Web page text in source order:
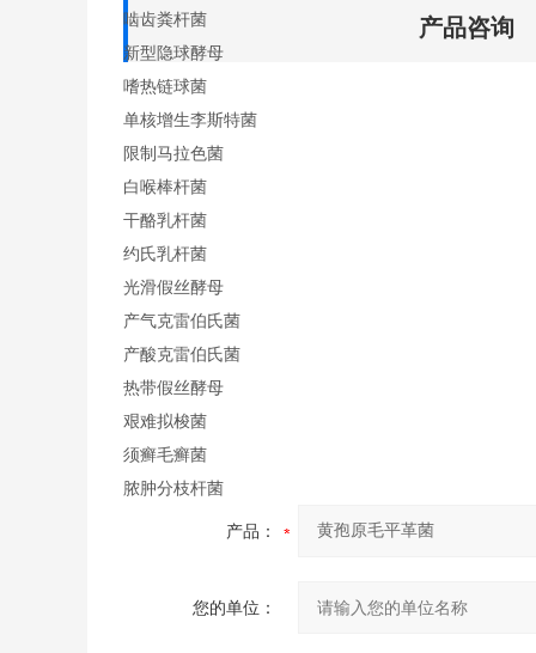
啮齿粪杆菌
新型隐球酵母
嗜热链球菌
单核增生李斯特菌
限制马拉色菌
白喉棒杆菌
干酪乳杆菌
约氏乳杆菌
光滑假丝酵母
产气克雷伯氏菌
产酸克雷伯氏菌
热带假丝酵母
艰难拟梭菌
须癣毛癣菌
脓肿分枝杆菌
产品咨询
产品：
您的单位：